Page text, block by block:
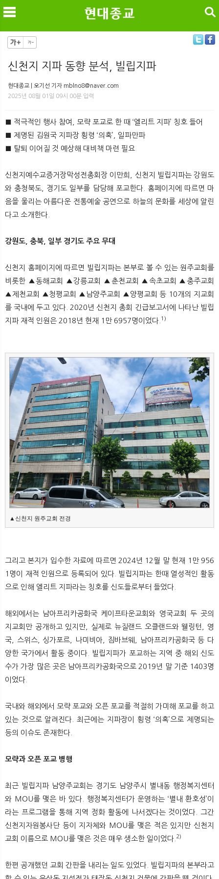
검색
신천지 지파 동향 분석, 빌립지파
현대종교 | 오기선 기자 mblno8@naver.com
2025년 08월 01일 09시 00분 입력
■ 적극적인 행사 참여, 모략 포교로 한 때 ‘엘리트 지파’ 칭호 들어
■ 제명된 김원국 지파장 횡령 ‘의혹’, 일파만파
■ 탈퇴 이어질 것 예상해 대비책 마련 필요
신천지예수교증거장막성전총회장 이만희, 신천지 빌립지파는 강원도
와 충청북도, 경기도 일부를 담당해 포교한다. 홈페이지에 따르면 마
음을 울리는 아름다운 전통예술 공연으로 하늘의 문화를 세상에 알린
다고 소개한다.
강원도, 충북, 일부 경기도 주요 무대
신천지 홈페이지에 따르면 빌립지파는 본부로 볼 수 있는 원주교회를
비롯한 ▲동해교회 ▲강릉교회 ▲춘천교회 ▲속초교회 ▲충주교회
▲제천교회 ▲청평교회 ▲남양주교회 ▲양평교회 등 10개의 지교회
를 국내에 두고 있다. 2020년 신천지 총회 긴급보고서에 나타난 빌립
지파 재적 인원은 2018년 현재 1만 6957명이었다. 1)
▲신천지 원주교회 전경
그리고 본지가 입수한 자료에 따르면 2024년 12월 말 현재 1만 956
1명이 재적 인원으로 등록되어 있다. 빌립지파는 한때 열성적인 활동
으로 인해 엘리트 지파라는 칭호를 신도들로부터 들었다.
해외에서는 남아프리카공화국 케이프타운교회와 영국교회 두 곳의
지교회만 공개하고 있지만, 실제로 뉴질랜드 오클랜드와 웰링턴, 영
국, 스위스, 싱가포르, 나미비아, 짐바브웨, 남아프리카공화국 등 다
양한 국가에서 활동 중이다. 빌립지파가 포교하는 지역 중 해외 신도
수가 가장 많은 곳은 남아프리카공화국으로 2019년 말 기준 1403명
이었다.
국내와 해외에서 모략 포교와 오픈 포교를 적절히 가미해 포교를 하고
있는 것으로 알려진다. 최근에는 지파장이 횡령 ‘의혹’으로 제명되는
등의 이슈도 존재한다.
모략과 오픈 포교 병행
최근 빌립지파 남양주교회는 경기도 남양주시 별내동 행정복지센터
와 MOU를 맺은 바 있다. 행정복지센터가 운영하는 ‘별내 환호성’이
라는 프로그램을 통해 지역 정화 활동에 나서겠다는 것이었다. 그간
신천지자원봉사단 등이 지자체와 MOU를 맺은 적은 있지만 신천지
교회 이름으로 MOU를 맺은 것은 매우 생소한 일이었다. 2)
한편 공개했던 교회 간판을 내리는 일도 있었다. 빌립지파의 본부라고